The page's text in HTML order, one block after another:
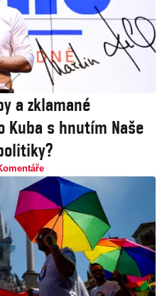
a zklamané
Kuba s hnutím Naše